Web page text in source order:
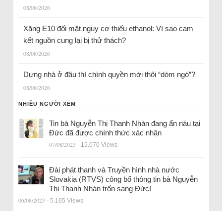
08/08/2026
Xăng E10 đối mặt nguy cơ thiếu ethanol: Vì sao cam
kết nguồn cung lại bị thử thách?
08/08/2026
Dựng nhà ở đâu thì chính quyền mới thôi “dòm ngó”?
08/08/2026
NHIỀU NGƯỜI XEM
Tin bà Nguyễn Thị Thanh Nhàn đang ẩn náu tại
Đức đã được chính thức xác nhận
07/08/2023 - 15.070 Views
Đài phát thanh và Truyền hình nhà nước
Slovakia (RTVS) công bố thông tin bà Nguyễn
Thị Thanh Nhàn trốn sang Đức!
06/08/2023 - 5.165 Views